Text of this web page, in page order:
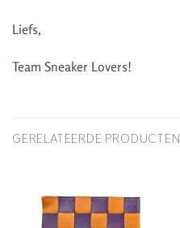
Liefs,
Team Sneaker Lovers!
GERELATEERDE PRODUCTEN